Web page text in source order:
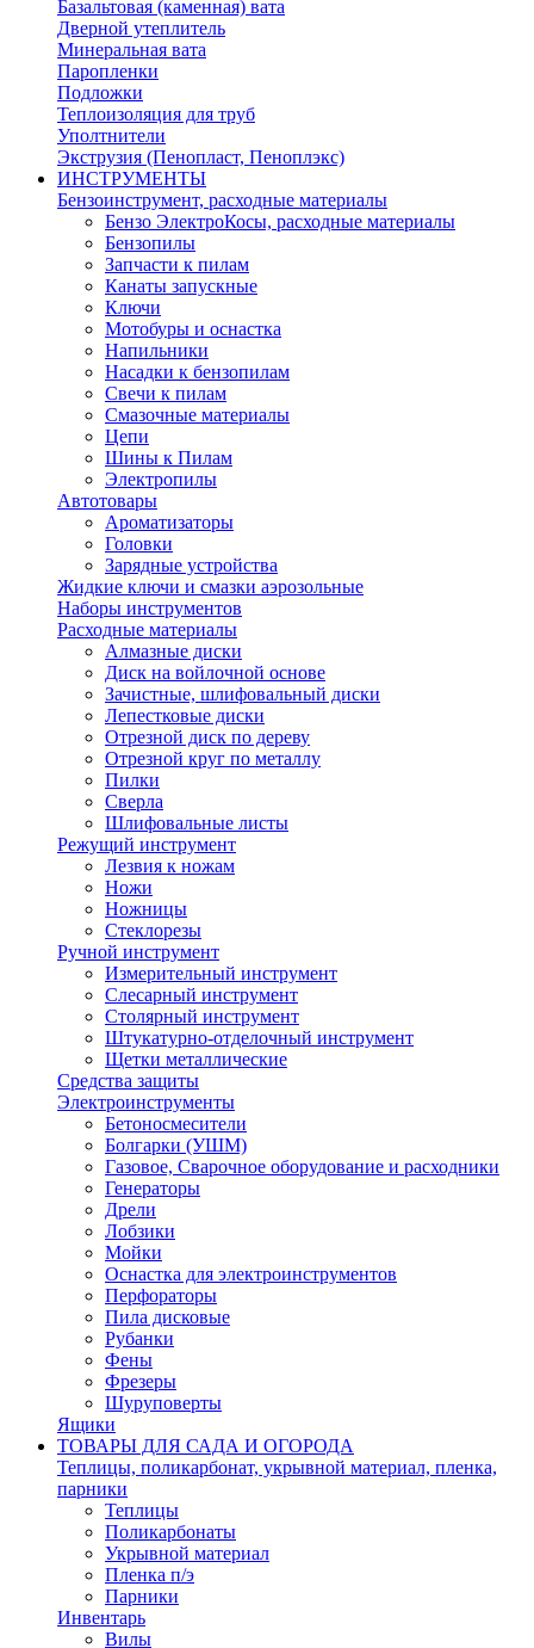
Базальтовая (каменная) вата
Дверной утеплитель
Минеральная вата
Паропленки
Подложки
Теплоизоляция для труб
Уполтнители
Экструзия (Пенопласт, Пеноплэкс)
ИНСТРУМЕНТЫ
Бензоинструмент, расходные материалы
Бензо ЭлектроКосы, расходные материалы
Бензопилы
Запчасти к пилам
Канаты запускные
Ключи
Мотобуры и оснастка
Напильники
Насадки к бензопилам
Свечи к пилам
Смазочные материалы
Цепи
Шины к Пилам
Электропилы
Автотовары
Ароматизаторы
Головки
Зарядные устройства
Жидкие ключи и смазки аэрозольные
Наборы инструментов
Расходные материалы
Алмазные диски
Диск на войлочной основе
Зачистные, шлифовальный диски
Лепестковые диски
Отрезной диск по дереву
Отрезной круг по металлу
Пилки
Сверла
Шлифовальные листы
Режущий инструмент
Лезвия к ножам
Ножи
Ножницы
Стеклорезы
Ручной инструмент
Измерительный инструмент
Слесарный инструмент
Столярный инструмент
Штукатурно-отделочный инструмент
Щетки металлические
Средства защиты
Электроинструменты
Бетоносмесители
Болгарки (УШМ)
Газовое, Сварочное оборудование и расходники
Генераторы
Дрели
Лобзики
Мойки
Оснастка для электроинструментов
Перфораторы
Пила дисковые
Рубанки
Фены
Фрезеры
Шуруповерты
Ящики
ТОВАРЫ ДЛЯ САДА И ОГОРОДА
Теплицы, поликарбонат, укрывной материал, пленка,
парники
Теплицы
Поликарбонаты
Укрывной материал
Пленка п/э
Парники
Инвентарь
Вилы